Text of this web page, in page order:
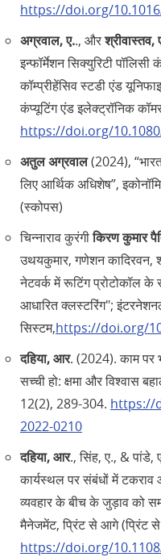
https://doi.org/
अग्रवाल, ए.., और
इन्फॉर्मेशन सिक्युरिटी
कॉम्प्रीहेंसिव स्टडी एंड
कंप्यूटिंग एंड इलेक्ट्रॉनिक
https://doi.org/
अतुल अग्रवाल(2024),
लिए आर्थिक अधिशेष”,
(स्कोपस)
चिन्नाराव कुरंगीकिरण कुमार
उथयकुमार, गणेशन कादिरवन,
नेटवर्क में रूटिंग प्रोटोकॉल के
आधारित क्लस्टरिंग";
सिस्टम,https://doi.org/
दहिया, आर. (2024). काम पर
सच्ची हो: क्षमा और विश्वास
12(2), 289-304. https://
2022-0210
दहिया, आर., सिंह, ए., &
कार्यस्थल पर संबंधों में
व्यवहार के बीच के जुड़ाव को
मैनेजमेंट, प्रिंट से आगे (प्रिंट
https://doi.org/